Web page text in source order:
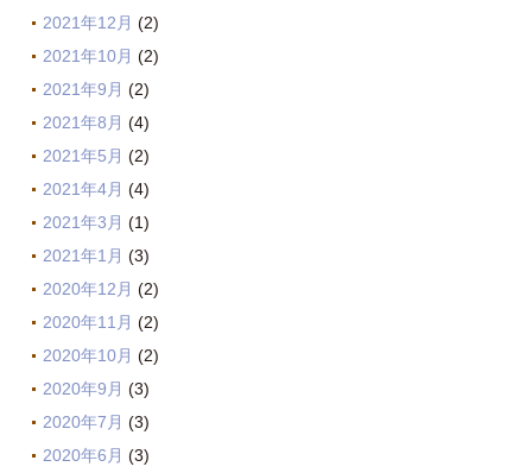
2021年12月 (2)
2021年10月 (2)
2021年9月 (2)
2021年8月 (4)
2021年5月 (2)
2021年4月 (4)
2021年3月 (1)
2021年1月 (3)
2020年12月 (2)
2020年11月 (2)
2020年10月 (2)
2020年9月 (3)
2020年7月 (3)
2020年6月 (3)